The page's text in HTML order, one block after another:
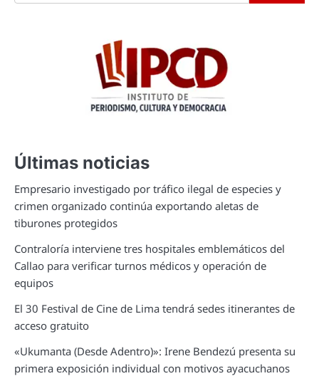
Últimas noticias
Empresario investigado por tráfico ilegal de especies y
crimen organizado continúa exportando aletas de
tiburones protegidos
Contraloría interviene tres hospitales emblemáticos del
Callao para verificar turnos médicos y operación de
equipos
El 30 Festival de Cine de Lima tendrá sedes itinerantes de
acceso gratuito
«Ukumanta (Desde Adentro)»: Irene Bendezú presenta su
primera exposición individual con motivos ayacuchanos